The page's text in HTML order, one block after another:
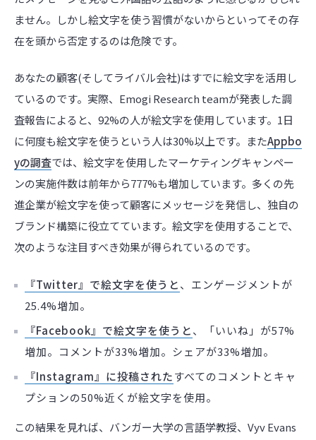
ません。しかし絵文字を使う習慣がないからといってその存
在を頭から否定するのは危険です。
あなたの顧客(そしてライバル会社)はすでに絵文字を活用し
ているのです。実際、Emogi Research teamが発表した調
査報告によると、92%の人が絵文字を使用しています。1日
に何度も絵文字を使うという人は30%以上です。またAppbo
yの調査では、絵文字を使用したマーケティングキャンペー
ンの実施件数は前年から777%も増加しています。多くの先
進企業が絵文字を使って顧客にメッセージを発信し、独自の
ブランド構築に役立てています。絵文字を使用することで、
次のような注目すべき効果が得られているのです。
『Twitter』で絵文字を使うと、エンゲージメントが
25.4%増加。
『Facebook』で絵文字を使うと、「いいね」が57%
増加。コメントが33%増加。シェアが33%増加。
『Instagram』に投稿されたすべてのコメントとキャ
プションの50%近くが絵文字を使用。
この結果を見れば、バンガー大学の言語学教授、Vyv Evans